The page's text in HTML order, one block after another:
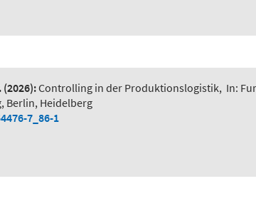
(2026):Controlling in der Produktionslogistik, In:
Berlin, Heidelberg
7_86-1